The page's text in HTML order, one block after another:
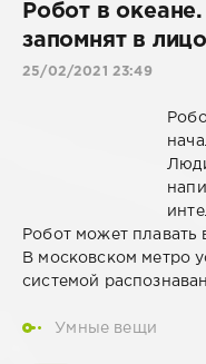
Робот в
запомнят в
25/02/2021 23:49
Робот может плавать
В московском метро
системой
Умные вещи